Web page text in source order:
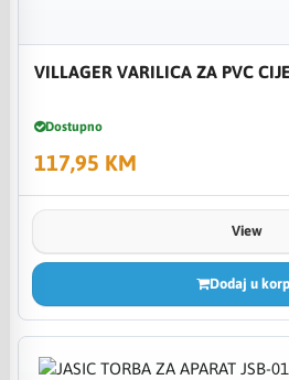
VILLAGER VARILICA ZA PVC
Dostupno
117,95 KM
View
Dodaj u